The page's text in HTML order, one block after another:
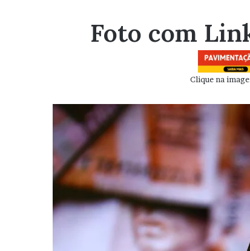
mail
Foto com
Clique na